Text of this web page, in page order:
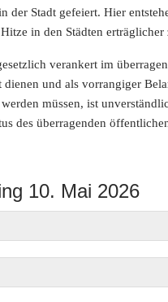
der Stadt gefeiert. Hier
in den Städten erträglicher
verankert im
und als vorrangiger
werden müssen, ist
des überragenden
10. Mai 2026